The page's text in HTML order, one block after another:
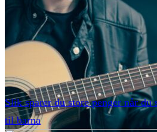
Slik sparer du store penger når du
til barna